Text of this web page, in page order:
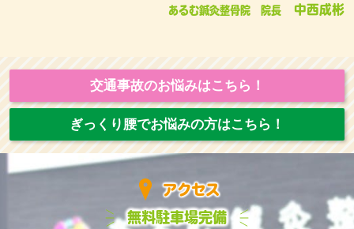
あるむ鍼灸整骨院 院長中西成彬
交通事故のお悩みはこちら！
ぎっくり腰でお悩みの方はこちら！
アクセス
無料駐車場完備